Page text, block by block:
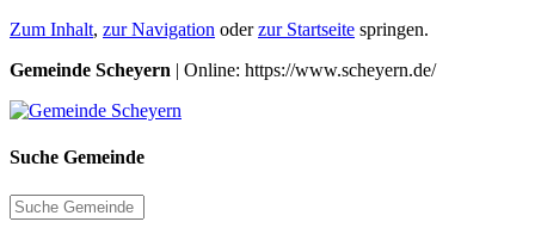
Zum Inhalt, zur Navigation oderzur Startseite springen.
Gemeinde Scheyern | Online: https://www.scheyern.de/
Suche Gemeinde